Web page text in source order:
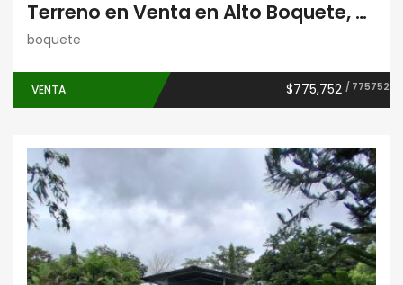
Terreno en Venta en Alto Boquete, Chiriquí – Entrando hacia Volcancito | 6,297.94 m²
boquete
VENTA $775,752 / 775752